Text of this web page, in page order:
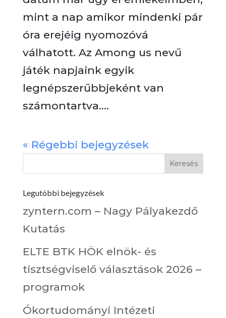
mint a nap amikor mindenki pár
óra erejéig nyomozóvá
válhatott. Az Among us nevű
játék napjaink egyik
legnépszerűbbjeként van
számontartva....
« Régebbi bejegyzések
Legutóbbi bejegyzések
zyntern.com – Nagy Pályakezdő
Kutatás
ELTE BTK HÖK elnök- és
tisztségviselő választások 2026 –
programok
Ókortudományi Intézeti